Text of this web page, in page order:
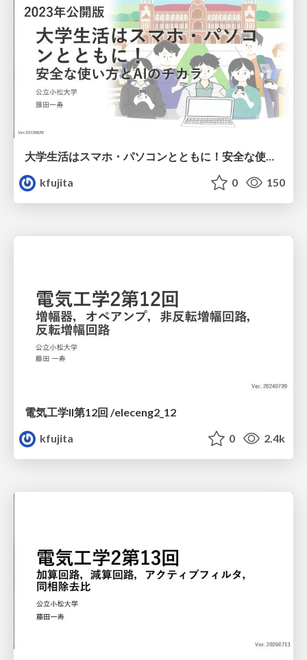
大学生活はスマホ・パソコンとともに！ 安全な使い方とAIのチカラ /DigitalLiteracy
kfujita
0 150
電気工学II第12回 /eleceng2_12
kfujita
0 2.4k